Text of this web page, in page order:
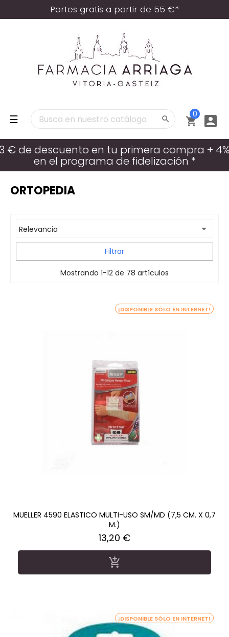
Portes gratis a partir de 55 €*
Navegación
palanca
☰  
0 
€ de descuento en tu primera compra +
en el programa de fidelización *
ORTOPEDIA
Relevancia 
Filtrar
Mostrando 1-12 de 78 artículos
¡DISPONIBLE SÓLO EN INTERNET!
MUELLER 4590 ELASTICO MULTI-USO SM/MD (7,5 CM. X 0,7
M.)
Precio
13,20 €

¡DISPONIBLE SÓLO EN INTERNET!